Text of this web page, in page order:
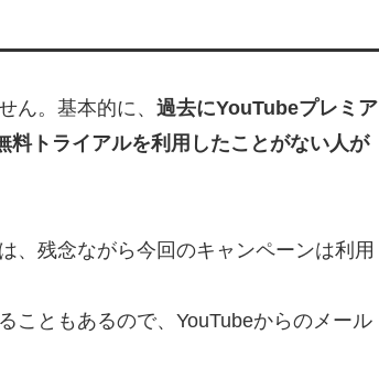
ん。基本的に、 過去にYouTubeプレミア
トライアルを利用したことがない人が
、残念ながら今回のキャンペーンは利用
こともあるので、YouTubeからのメール